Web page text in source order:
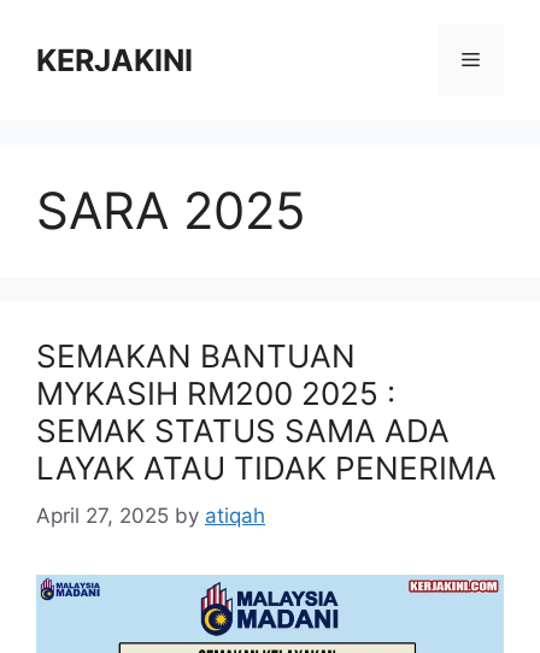
contentKERJAKINI Menu
SARA 2025
SEMAKAN BANTUAN
MYKASIH RM200 2025 :
SEMAK STATUS SAMA ADA
LAYAK ATAU TIDAK PENERIMA
April 27, 2025 by atiqah